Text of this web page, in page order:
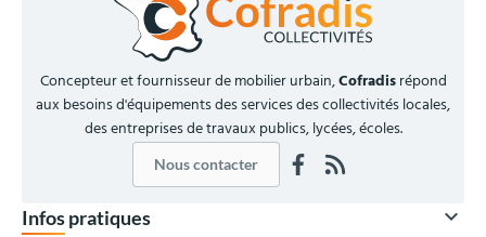
Concepteur et fournisseur de mobilier urbain,Cofradisrépond
aux besoins d'équipements des services des collectivités locales,
des entreprises de travaux publics, lycées, écoles.
Nous contacter
Infos pratiques 